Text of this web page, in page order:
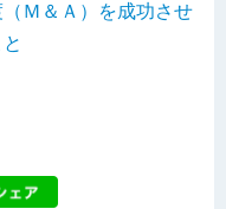
Ｍ＆Ａ）を成功させ